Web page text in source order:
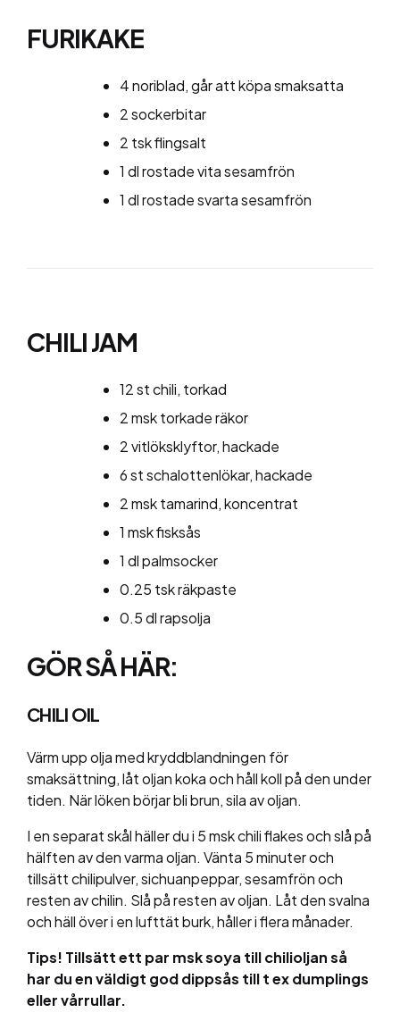
FURIKAKE
4 noriblad, går att köpa smaksatta
2 sockerbitar
2 tsk flingsalt
1 dl rostade vita sesamfrön
1 dl rostade svarta sesamfrön
CHILI JAM
12 st chili, torkad
2 msk torkade räkor
2 vitlöksklyftor, hackade
6 st schalottenlökar, hackade
2 msk tamarind, koncentrat
1 msk fisksås
1 dl palmsocker
0.25 tsk räkpaste
0.5 dl rapsolja
GÖR SÅ HÄR:
CHILI OIL
Värm upp olja med kryddblandningen för
smaksättning, låt oljan koka och håll koll på den under
tiden. När löken börjar bli brun, sila av oljan.
I en separat skål häller du i 5 msk chili flakes och slå på
hälften av den varma oljan. Vänta 5 minuter och
tillsätt chilipulver, sichuanpeppar, sesamfrön och
resten av chilin. Slå på resten av oljan. Låt den svalna
och häll över i en lufttät burk, håller i flera månader.
Tips! Tillsätt ett par msk soya till chilioljan så
har du en väldigt god dippsås till t ex dumplings
eller vårrullar.